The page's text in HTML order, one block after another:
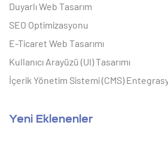
Duyarlı Web Tasarım
SEO Optimizasyonu
E-Ticaret Web Tasarımı
Kullanıcı Arayüzü (UI) Tasarımı
İçerik Yönetim Sistemi (CMS)
Yeni Eklenenler